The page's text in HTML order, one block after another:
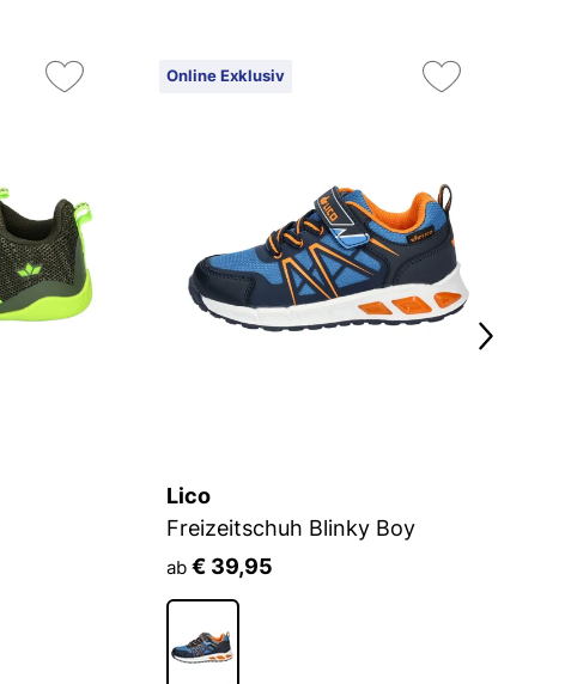
Online Exklusiv
Lico
Freizeitschuh Blinky Boy
ab € 39,95